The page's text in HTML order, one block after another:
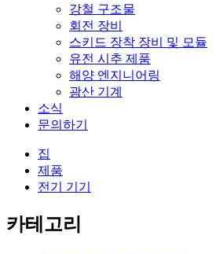
강철 구조물
회전 장비
스키드 장착 장비 및 모듈
유전 시추 제품
해양 엔지니어링
광산 기계
소식
문의하기
집
제품
전기 기기
카테고리